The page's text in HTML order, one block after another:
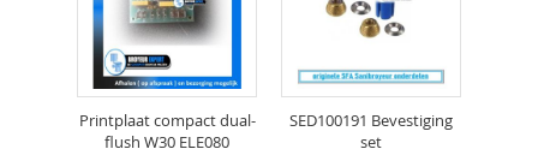
Printplaat compact dual-
flush W30 ELE080
SED100191 Bevestiging
set